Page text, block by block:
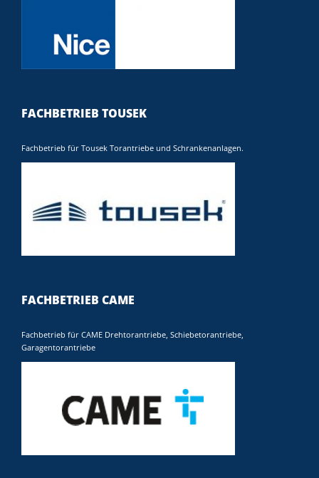
FACHBETRIEB TOUSEK
Fachbetrieb für Tousek Torantriebe und Schrankenanlagen.
FACHBETRIEB CAME
Fachbetrieb für CAME Drehtorantriebe, Schiebetorantriebe,
Garagentorantriebe